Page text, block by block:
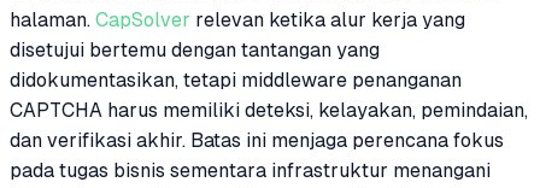
halaman. CapSolver relevan ketika alur kerja yang
disetujui bertemu dengan tantangan yang
didokumentasikan, tetapi middleware penanganan
CAPTCHA harus memiliki deteksi, kelayakan, pemindaian,
dan verifikasi akhir. Batas ini menjaga perencana fokus
pada tugas bisnis sementara infrastruktur menangani